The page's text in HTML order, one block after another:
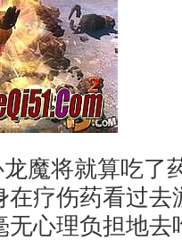
魔将就算吃了
在疗伤药看过去
无心理负担地去